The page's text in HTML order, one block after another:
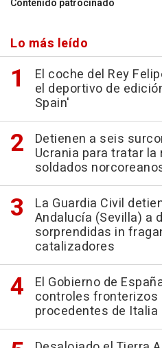
Contenido patrocinado
Lo más leído
El coche del Rey
el deportivo de
Spain'
Detienen a seis
Ucrania para tratar
soldados
La Guardia Civil
Andalucía (Sevilla) a
sorprendidas in
catalizadores
El Gobierno de
controles fronterizos
procedentes de Italia